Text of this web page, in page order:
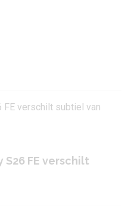
S26 FE verschilt